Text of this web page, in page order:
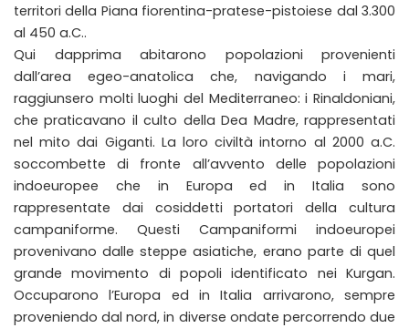
territori della Piana fiorentina-pratese-pistoiese dal 3.300
al 450 a.C..
Qui dapprima abitarono popolazioni provenienti
dall’area egeo-anatolica che, navigando i mari,
raggiunsero molti luoghi del Mediterraneo: i Rinaldoniani,
che praticavano il culto della Dea Madre, rappresentati
nel mito dai Giganti. La loro civiltà intorno al 2000 a.C.
soccombette di fronte all’avvento delle popolazioni
indoeuropee che in Europa ed in Italia sono
rappresentate dai cosiddetti portatori della cultura
campaniforme. Questi Campaniformi indoeuropei
provenivano dalle steppe asiatiche, erano parte di quel
grande movimento di popoli identificato nei Kurgan.
Occuparono l’Europa ed in Italia arrivarono, sempre
proveniendo dal nord, in diverse ondate percorrendo due